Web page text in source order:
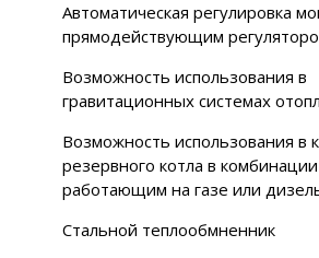
Автоматическая регулировка
прямодействующим
Возможность использования в
гравитационных системах
Возможность использования в
резервного котла в
работающим на газе или
Стальной теплообмненник